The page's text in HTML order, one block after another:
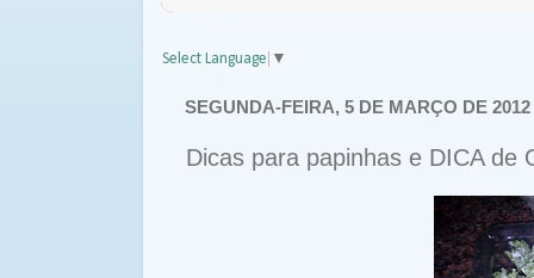
Select Language ▼
SEGUNDA-FEIRA, 5 DE MARÇO DE 2012
Dicas para papinhas e DICA de